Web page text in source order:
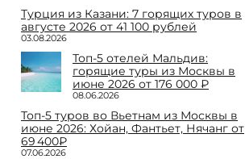
Турция из Казани: 7 горящих туров в
августе 2026 от 41 100 рублей
03.08.2026
Топ-5 отелей Мальдив:
горящие туры из Москвы в
июне 2026 от 176 000 ₽
08.06.2026
Топ-5 туров во Вьетнам из Москвы в
июне 2026: Хойан, Фантьет, Нячанг от
69 400₽
07.06.2026